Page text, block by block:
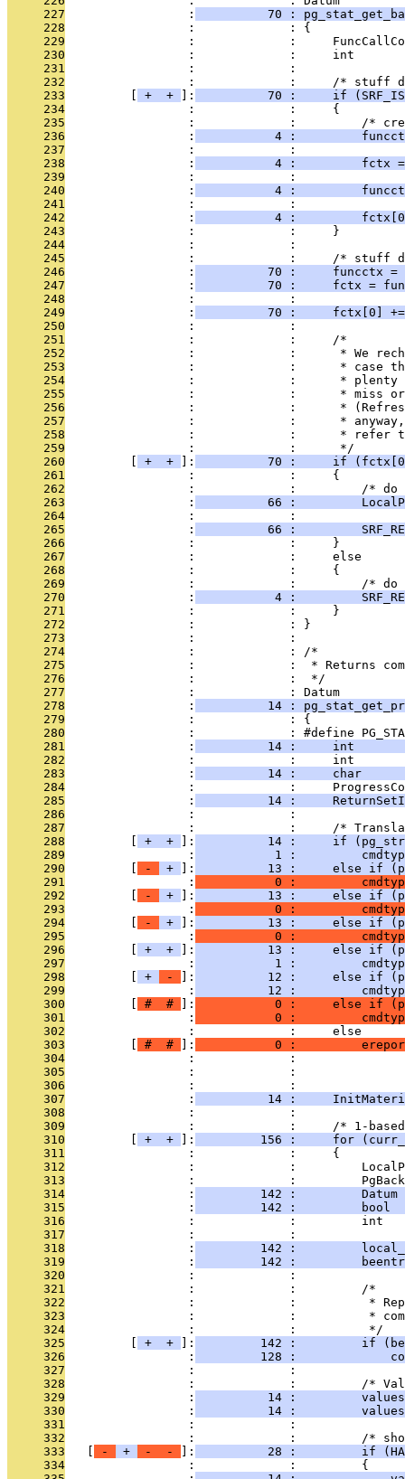
     227
                 :
70 :
     228
                 :             : {
     229
:             :
     230
:             :     int
     231
                 :             :
     232
:             :     /* stuff
     233
+ + ]:
70 :     if
     234
                 :             :     {
     235
:             :         /*
     236
                 :
4 :
     237
                 :             :
     238
                 :
4 :         fctx
     239
:             :
     240
                 :
4 :
     241
                 :             :
     242
                 :
4 :
     243
                 :             :     }
     244
                 :             :
     245
:             :     /* stuff
     246
                 :
70 :     funcctx =
     247
                 :
70 :     fctx =
     248
                 :             :
     249
                 :
70 :     fctx[0]
     250
                 :             :
     251
                 :             :     /*
     252
:             :      * We
     253
:             :      * case
     254
:             :      *
     255
:             :      * miss
     256
:             :      *
     257
:             :      *
     258
:             :      * refer
     259
                 :             :      */
     260
+ + ]:
70 :     if
     261
                 :             :     {
     262
:             :         /*
     263
                 :
66 :
     264
                 :             :
     265
                 :
66 :
     266
                 :             :     }
     267
                 :             :     else
     268
                 :             :     {
     269
:             :         /* do
     270
                 :
4 :
     271
                 :             :     }
     272
                 :             : }
     273
                 :             :
     274
                 :             : /*
     275
:             :  * Returns
     276
                 :             :  */
     277
                 :             : Datum
     278
                 :
14 :
     279
                 :             : {
     280
:             : #define
     281
                 :
14 :     int
     282
:             :     int
     283
                 :
14 :     char
     284
:             :
     285
                 :
14 :
     286
                 :             :
     287
:             :     /*
     288
+ + ]:
14 :     if
     289
                 :
1 :
     290
- + ]:
13 :     else if
     291
                 :
0 :
     292
- + ]:
13 :     else if
     293
                 :
0 :
     294
- + ]:
13 :     else if
     295
                 :
0 :
     296
+ + ]:
13 :     else if
     297
                 :
1 :
     298
+ - ]:
12 :     else if
     299
                 :
12 :
     300
# # ]:
0 :     else if
     301
                 :
0 :
     302
                 :             :     else
     303
# # ]:
0 :
     304
:             :
     305
:             :
     306
                 :             :
     307
                 :
14 :
     308
                 :             :
     309
:             :     /* 1-
     310
+ + ]:
156 :     for
     311
                 :             :     {
     312
:             :
     313
:             :
     314
                 :
142 :         Datum
     315
                 :
142 :         bool
     316
:             :         int
     317
                 :             :
     318
                 :
142 :
     319
                 :
142 :
     320
                 :             :
     321
                 :             :         /*
     322
:             :          *
     323
:             :          *
     324
                 :             :          */
     325
+ + ]:
142 :         if
     326
                 :
128 :
     327
                 :             :
     328
:             :         /*
     329
                 :
14 :
     330
                 :
14 :
     331
                 :             :
     332
:             :         /*
     333
- + - - ]:
28 :         if
     334
                 :             :         {